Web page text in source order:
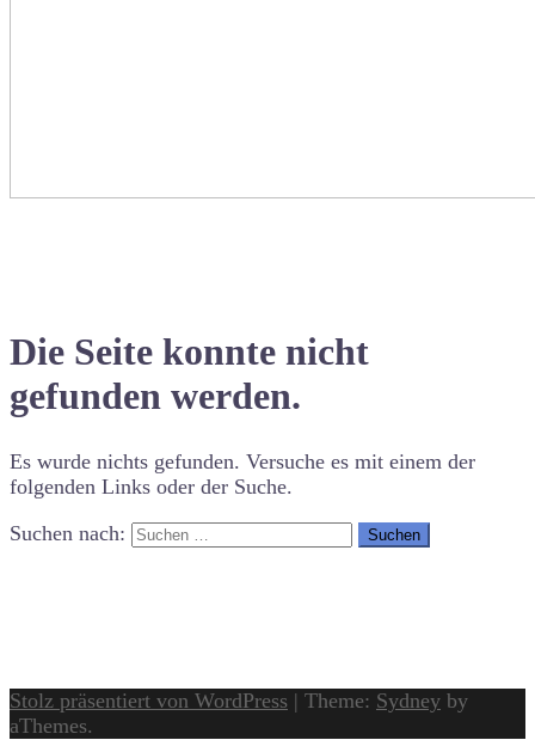
Die Seite konnte nicht
gefunden werden.
Es wurde nichts gefunden. Versuche es mit einem der
folgenden Links oder der Suche.
Suchen nach:
Stolz präsentiert von WordPress | Theme: Sydney by
aThemes.